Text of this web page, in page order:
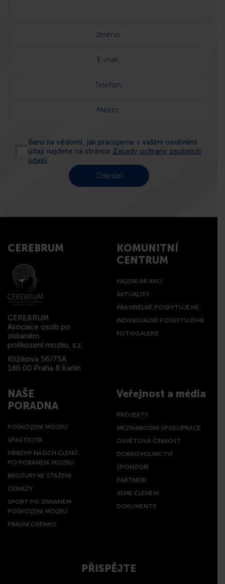
Jméno:
E-mail:
Telefon:
Město:
Beru na vědomí, jak pracujeme s vašimi osobními
údaji najdete na stránce Zásady ochrany osobních
údajů.
CEREBRUM
CEREBRUM
Asociace osob po
získaném
poškození mozku, s.z.
Křižíkova 56/75A
186 00 Praha 8 Karlín
KOMUNITNÍ
CENTRUM
KALENDÁŘ AKCÍ
AKTUALITY
PRAVIDELNĚ POSKYTUJEME
INDIVIDUÁLNĚ POSKYTUJEME
FOTOGALERIE
NAŠE
PORADNA
POŠKOZENÍ MOZKU
SPASTICITA
PŘÍBĚHY NAŠICH ČLENŮ
PO PORANĚNÍ MOZKU
BROŽURY KE STAŽENÍ
ODKAZY
SPORT PO ZÍSKANÉM
POŠKOZENÍ MOZKU
PRÁVNÍ OKÉNKO
Veřejnost a média
PROJEKTY
MEZINÁRODNÍ SPOLUPRÁCE
OSVĚTOVÁ ČINNOST
DOBROVOLNICTVÍ
SPONZOŘI
PARTNEŘI
JSME ČLENEM
DOKUMENTY
PŘISPĚJTE